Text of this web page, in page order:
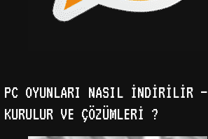
PC OYUNLARI NASIL İNDIRILIR –
KURULUR VE ÇÖZÜMLERI ?